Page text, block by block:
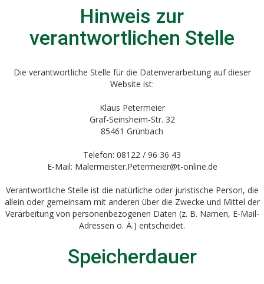
Hinweis zur
verantwortlichen Stelle
Die verantwortliche Stelle für die Datenverarbeitung auf dieser
Website ist:
Klaus Petermeier
Graf-Seinsheim-Str. 32
85461 Grünbach
Telefon: 08122 / 96 36 43
E-Mail: Malermeister.Petermeier@t-online.de
Verantwortliche Stelle ist die natürliche oder juristische Person, die
allein oder gemeinsam mit anderen über die Zwecke und Mittel der
Verarbeitung von personenbezogenen Daten (z. B. Namen, E-Mail-
Adressen o. Ä.) entscheidet.
Speicherdauer